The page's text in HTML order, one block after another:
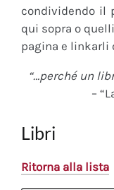
condividendo il
qui sopra o
pagina e linkarli
“…perché un
–
Libri
Ritorna alla lista